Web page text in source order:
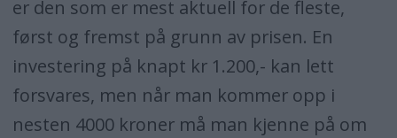
er den som er mest aktuell for de fleste,
først og fremst på grunn av prisen. En
investering på knapt kr 1.200,- kan lett
forsvares, men når man kommer opp i
nesten 4000 kroner må man kjenne på om